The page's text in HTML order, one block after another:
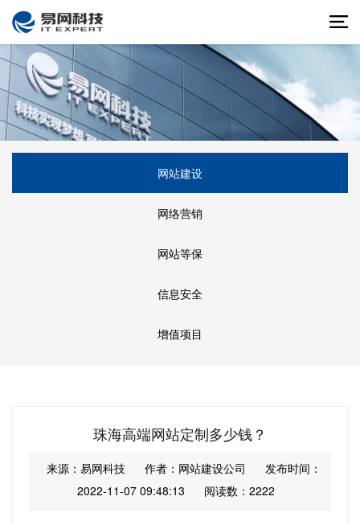
网站建设
网络营销
网站等保
信息安全
增值项目
珠海高端网站定制多少钱？
来源：易网科技 作者：网站建设公司
发布时间：
2022-11-07 09:48:13
阅读数：2222